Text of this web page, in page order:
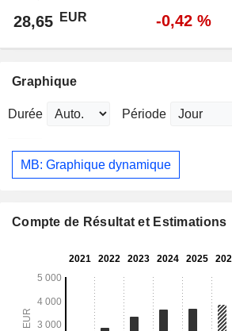
28,65 EUR -0,42 %
Graphique
Durée Période
MB: Graphique dynamique
Compte de Résultat et Estimations